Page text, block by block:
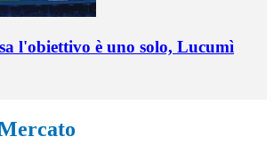
l'obiettivo è uno solo, Lucumì